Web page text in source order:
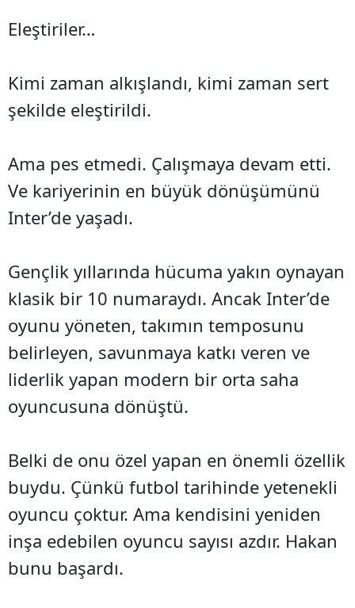
Eleştiriler…
Kimi zaman alkışlandı, kimi zaman sert
şekilde eleştirildi.
Ama pes etmedi. Çalışmaya devam etti.
Ve kariyerinin en büyük dönüşümünü
Inter’de yaşadı.
Gençlik yıllarında hücuma yakın oynayan
klasik bir 10 numaraydı. Ancak Inter’de
oyunu yöneten, takımın temposunu
belirleyen, savunmaya katkı veren ve
liderlik yapan modern bir orta saha
oyuncusuna dönüştü.
Belki de onu özel yapan en önemli özellik
buydu. Çünkü futbol tarihinde yetenekli
oyuncu çoktur. Ama kendisini yeniden
inşa edebilen oyuncu sayısı azdır. Hakan
bunu başardı.